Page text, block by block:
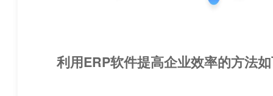
利用ERP软件提高企业效率的方法